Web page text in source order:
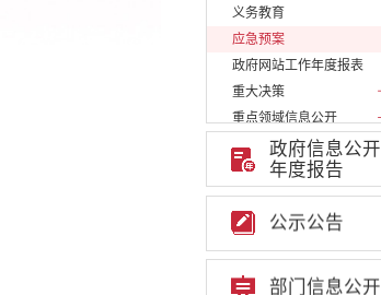
义务教育
应急预案
政府网站工作年度报表
重大决策
重点领域信息公开
权责清单
行政许可
行政处罚和行政强制
建议提案办理答复
政府集中采购
政府信息公开
年度报告
公示公告
部门信息公开